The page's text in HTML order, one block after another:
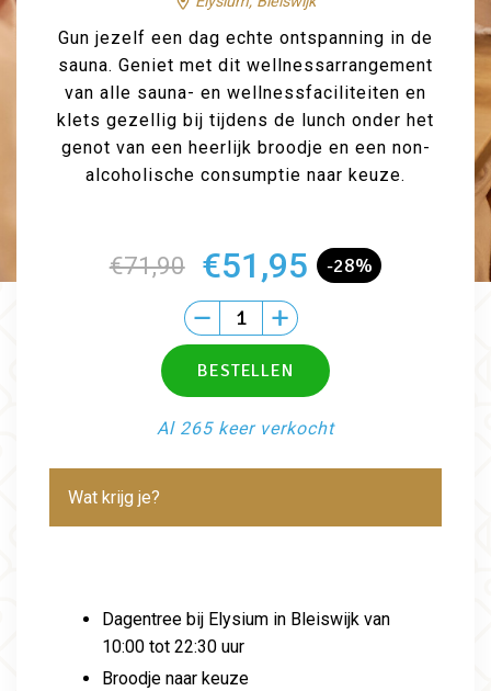
Gun jezelf een dag echte ontspanning in de
sauna. Geniet met dit wellnessarrangement
van alle sauna- en wellnessfaciliteiten en
klets gezellig bij tijdens de lunch onder het
genot van een heerlijk broodje en een non-
alcoholische consumptie naar keuze.
€71,90 €51,95 -28%
Al 265 keer verkocht
Wat krijg je?
Dagentree bij Elysium in Bleiswijk van
10:00 tot 22:30 uur
Broodje naar keuze